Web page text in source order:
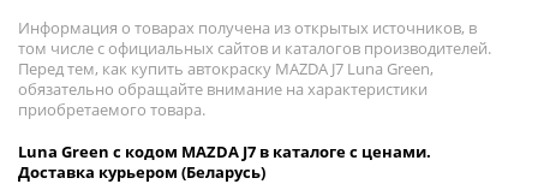
Информация о товарах получена из открытых источников, в
том числе с официальных сайтов и каталогов производителей.
Перед тем, как купить автокраску MAZDA J7 Luna Green,
обязательно обращайте внимание на характеристики
приобретаемого товара.
Luna Green с кодом MAZDA J7 в каталоге с ценами.
Доставка курьером (Беларусь)